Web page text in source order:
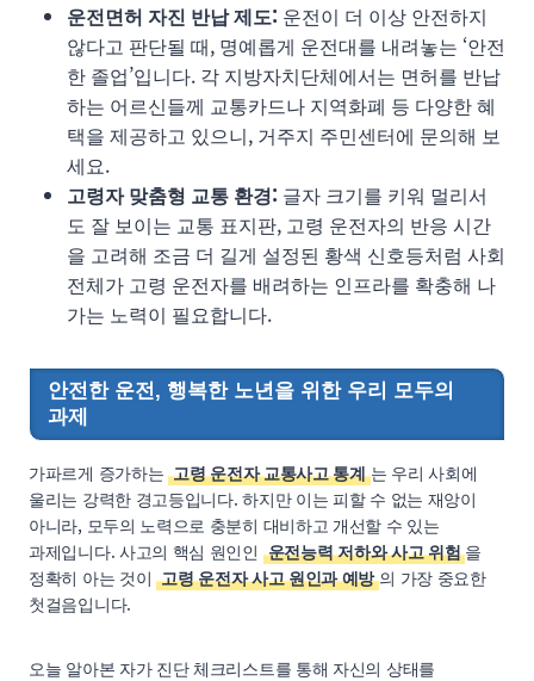
운전면허 자진 반납 제도: 운전이 더 이상 안전하지
않다고 판단될 때, 명예롭게 운전대를 내려놓는 ‘안전
한 졸업’입니다. 각 지방자치단체에서는 면허를 반납
하는 어르신들께 교통카드나 지역화폐 등 다양한 혜
택을 제공하고 있으니, 거주지 주민센터에 문의해 보
세요.
고령자 맞춤형 교통 환경: 글자 크기를 키워 멀리서
도 잘 보이는 교통 표지판, 고령 운전자의 반응 시간
을 고려해 조금 더 길게 설정된 황색 신호등처럼 사회
전체가 고령 운전자를 배려하는 인프라를 확충해 나
가는 노력이 필요합니다.
안전한 운전, 행복한 노년을 위한 우리 모두의
과제
가파르게 증가하는 고령 운전자 교통사고 통계 는 우리 사회에
울리는 강력한 경고등입니다. 하지만 이는 피할 수 없는 재앙이
아니라, 모두의 노력으로 충분히 대비하고 개선할 수 있는
과제입니다. 사고의 핵심 원인인 운전능력 저하와 사고 위험 을
정확히 아는 것이 고령 운전자 사고 원인과 예방 의 가장 중요한
첫걸음입니다.
오늘 알아본 자가 진단 체크리스트를 통해 자신의 상태를